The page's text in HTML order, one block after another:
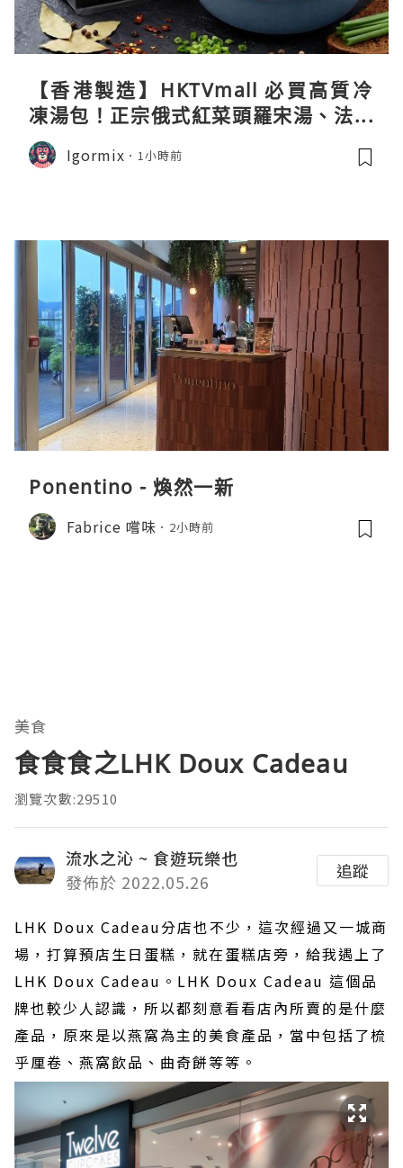
【香港製造】HKTVmall 必買高質冷
凍湯包！正宗俄式紅菜頭羅宋湯、法式
龍蝦濃湯與生酮膠原蛋白骨頭湯全攻略
Igormix 1小時前
Ponentino - 煥然一新
Fabrice 嚐味 2小時前
美食
食食食之LHK Doux Cadeau
瀏覽次數:29510
流水之沁 ~ 食遊玩樂也
發佈於 2022.05.26
追蹤
LHK Doux Cadeau分店也不少，這次經過又一城商
場，打算預店生日蛋糕，就在蛋糕店旁，給我遇上了
LHK Doux Cadeau。LHK Doux Cadeau 這個品
牌也較少人認識，所以都刻意看看店內所賣的是什麼
產品，原來是以燕窩為主的美食產品，當中包括了梳
乎厘卷、燕窩飲品、曲奇餅等等。